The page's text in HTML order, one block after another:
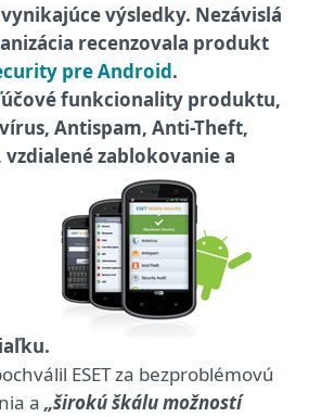
vynikajúce výsledky. Nezávislá
recenzovala produkt
pre Android.
funkcionality produktu,
Antispam, Anti-Theft,
zablokovanie a
ESET za bezproblémovú
a „širokú škálu možností